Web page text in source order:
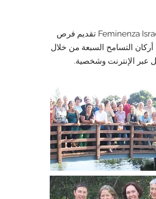
تواصل Feminenza Israel تقديم فرص
أركان التسامح السبعة من خلال
عبر الإنترنت وشخصية.